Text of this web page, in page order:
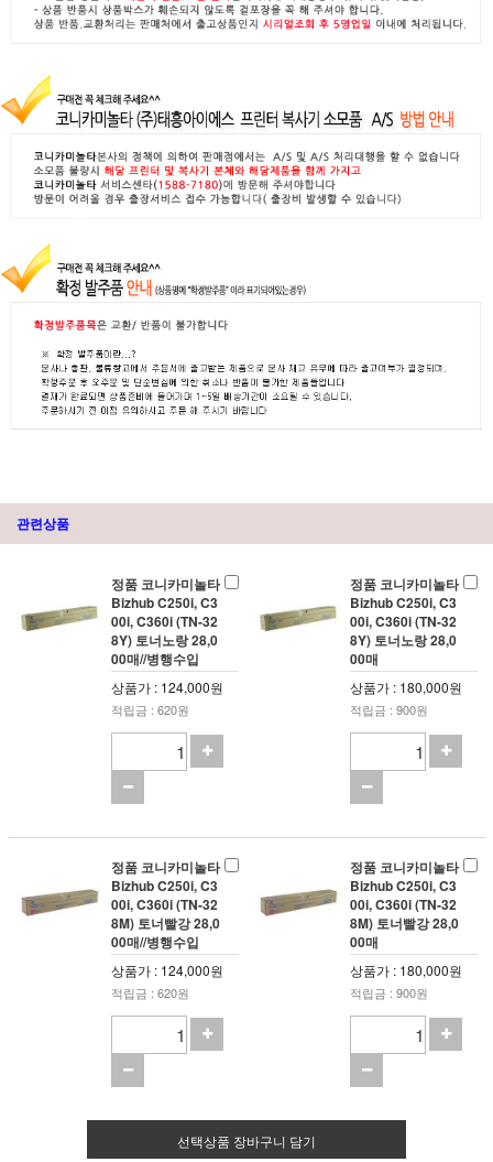
관련상품
정품 코니카미놀타
Bizhub C250i, C3
00i, C360i (TN-32
8Y) 토너노랑 28,0
00매//병행수입
상품가 : 124,000원
적립금 : 620원
정품 코니카미놀타
Bizhub C250i, C3
00i, C360i (TN-32
8Y) 토너노랑 28,0
00매
상품가 : 180,000원
적립금 : 900원
정품 코니카미놀타
Bizhub C250i, C3
00i, C360i (TN-32
8M) 토너빨강 28,0
00매//병행수입
상품가 : 124,000원
적립금 : 620원
정품 코니카미놀타
Bizhub C250i, C3
00i, C360i (TN-32
8M) 토너빨강 28,0
00매
상품가 : 180,000원
적립금 : 900원
선택상품 장바구니 담기